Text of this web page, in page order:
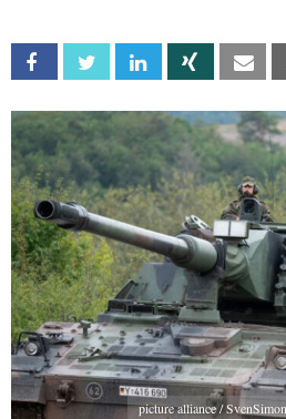
Facebook Twitter Linkedin Xing
picture alliance /